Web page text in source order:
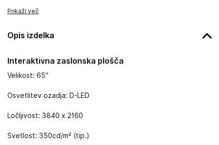
Prikaži več
Opis izdelka
Interaktivna zaslonska plošča
Velikost: 65''
Osvetlitev ozadja: D-LED
Ločljivost: 3840 x 2160
Svetlost: 350cd/m² (tip.)